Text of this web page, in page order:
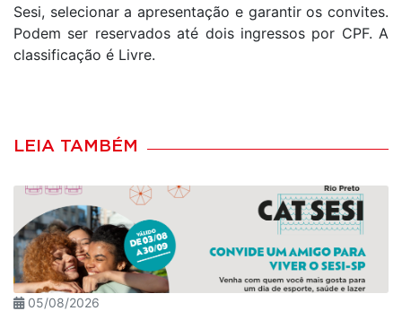
Sesi, selecionar a apresentação e garantir os convites.
Podem ser reservados até dois ingressos por CPF. A
classificação é Livre.
LEIA TAMBÉM
05/08/2026